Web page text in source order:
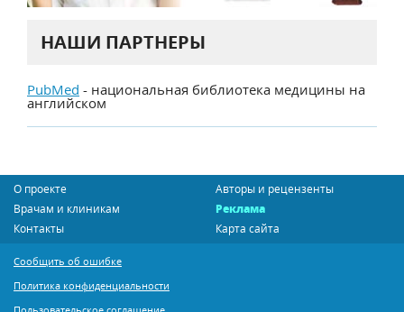
НАШИ ПАРТНЕРЫ
PubMed - национальная библиотека медицины на
английском
О проекте
Авторы и рецензенты
Врачам и клиникам
Реклама
Контакты
Карта сайта
Сообщить об ошибке
Политика конфиденциальности